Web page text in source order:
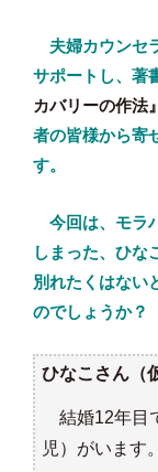
夫婦カウンセ
サポートし、著
カバリーの作法』
者の皆様から寄
す。
今回は、モラ
しまった、ひな
別れたくはない
のでしょうか？
ひなこさん （
結婚12年目
児）がいます。